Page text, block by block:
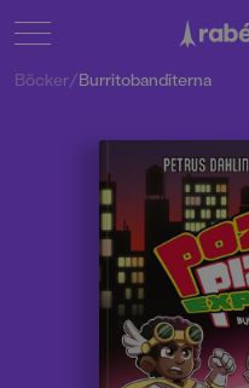
Böcker/Burritobanditerna